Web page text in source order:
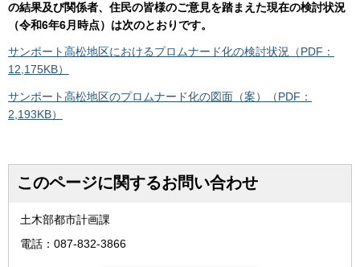
の結果及び関係者、住民の皆様のご意見を踏まえた現在の検討状況
（令和6年6月時点）は次のとおりです。
サンポート高松地区におけるプロムナード化の検討状況（PDF：
12,175KB）
サンポート高松地区のプロムナード化の図面（案）（PDF：
2,193KB）
このページに関するお問い合わせ
土木部都市計画課
電話：087-832-3866